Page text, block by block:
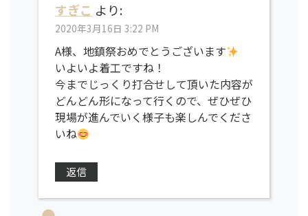
すぎこ より:
2020年3月16日 3:22 PM
A様、地鎮祭おめでとうございます
いよいよ着工ですね！
今までじっくり打合せして頂いた内容が
どんどん形になって行くので、ぜひぜひ
現場が進んでいく様子も楽しんでくださ
いね
返信